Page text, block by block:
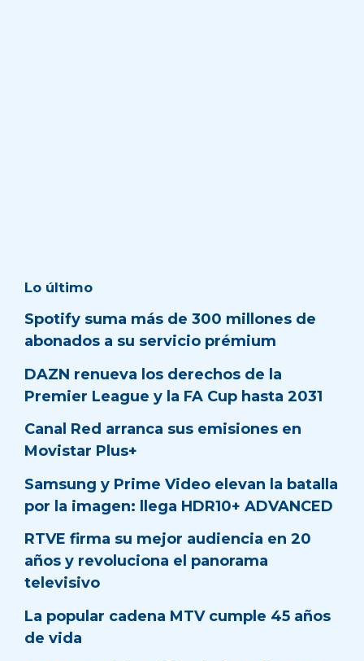
Lo último
Spotify suma más de 300 millones de
abonados a su servicio prémium
DAZN renueva los derechos de la
Premier League y la FA Cup hasta 2031
Canal Red arranca sus emisiones en
Movistar Plus+
Samsung y Prime Video elevan la batalla
por la imagen: llega HDR10+ ADVANCED
RTVE firma su mejor audiencia en 20
años y revoluciona el panorama
televisivo
La popular cadena MTV cumple 45 años
de vida